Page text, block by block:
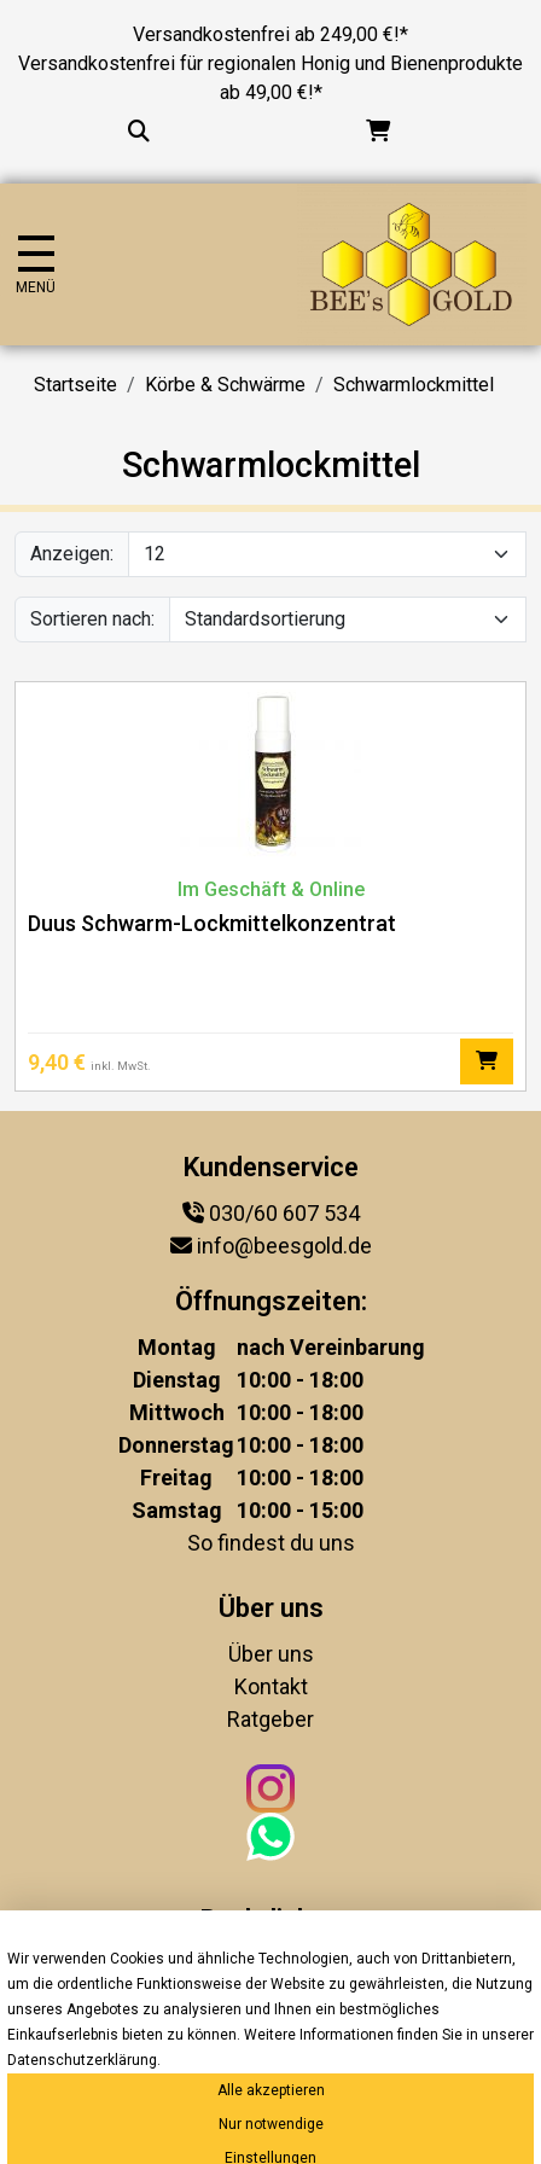
Versandkostenfrei ab 249,00 €!*
Versandkostenfrei für regionalen Honig und Bienenprodukte
ab 49,00 €!*
MENÜ
Startseite Körbe & Schwärme Schwarmlockmittel
Schwarmlockmittel
Anzeigen:
Sortieren nach:
Im Geschäft & Online
Duus Schwarm-Lockmittelkonzentrat
9,40€ inkl. MwSt.
Kundenservice
030/60 607 534
info@beesgold.de
Öffnungszeiten:
Montag
nach Vereinbarung
Dienstag
10:00 - 18:00
Mittwoch 10:00 - 18:00
Donnerstag10:00 - 18:00
Freitag
10:00 - 18:00
Samstag
10:00 - 15:00
So findest du uns
Über uns
Über uns
Kontakt
Ratgeber
Rechtliches
Unsere AGBs
Impressum
Datenschutz
Versand und Zahlung
*Innerhalb Deutschlands
Wir verwenden Cookies und ähnliche Technologien, auch von Drittanbietern,
um die ordentliche Funktionsweise der Website zu gewährleisten, die Nutzung
unseres Angebotes zu analysieren und Ihnen ein bestmögliches
Einkaufserlebnis bieten zu können. Weitere Informationen finden Sie in unserer
Datenschutzerklärung.
Alle akzeptieren
Nur notwendige
Einstellungen